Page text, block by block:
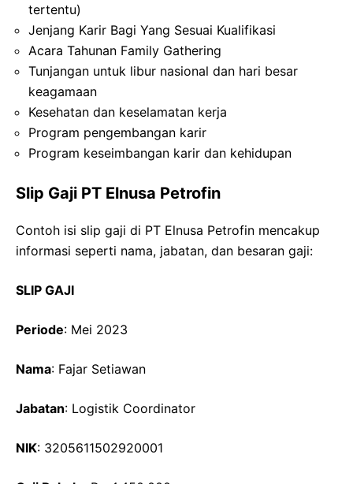
tertentu)
Jenjang Karir Bagi Yang Sesuai Kualifikasi
Acara Tahunan Family Gathering
Tunjangan untuk libur nasional dan hari besar
keagamaan
Kesehatan dan keselamatan kerja
Program pengembangan karir
Program keseimbangan karir dan kehidupan
Slip Gaji PT Elnusa Petrofin
Contoh isi slip gaji di PT Elnusa Petrofin mencakup
informasi seperti nama, jabatan, dan besaran gaji:
SLIP GAJI
Periode: Mei 2023
Nama: Fajar Setiawan
Jabatan: Logistik Coordinator
NIK: 3205611502920001